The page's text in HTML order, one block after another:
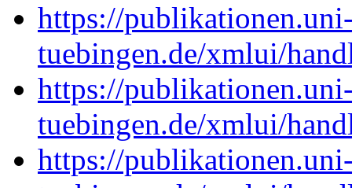
https://
tuebingen.de/xmlui/
https://
tuebingen.de/xmlui/
https://